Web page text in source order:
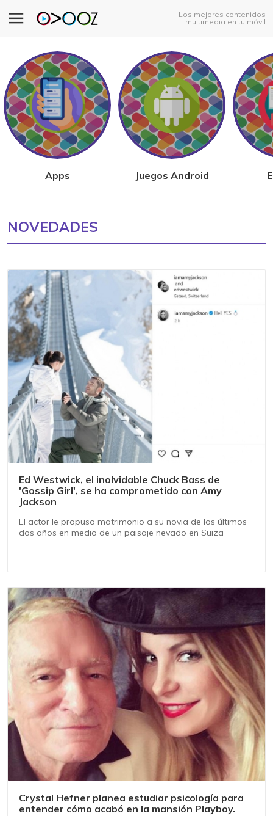
Los mejores contenidos
multimedia en tu móvil
Apps Juegos Android
NOVEDADES
Ed Westwick, el inolvidable Chuck Bass de
'Gossip Girl', se ha comprometido con Amy
Jackson
El actor le propuso matrimonio a su novia de los últimos
dos años en medio de un paisaje nevado en Suiza
Crystal Hefner planea estudiar psicología para
entender cómo acabó en la mansión Playboy.